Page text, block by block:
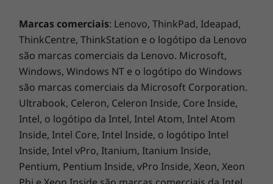
As especificações podem variar consoante a região/modelo.
OUTRAS INFORMAÇÕES
Segurança ThinkShield
Discrete Trusted Platform Module (dTPM) 2.0
Smart Power On: leitor de impressões digitais
integrado no botão para ligar/desligar (Match-On-
Chip)
Glance by Mirametrix
Marcas comerciais: Lenovo, ThinkPad, Ideapad,
ThinkCentre, ThinkStation e o logótipo da Lenovo
são marcas comerciais da Lenovo. Microsoft,
Windows, Windows NT e o logótipo do Windows
são marcas comerciais da Microsoft Corporation.
Ultrabook, Celeron, Celeron Inside, Core Inside,
Intel, o logótipo da Intel, Intel Atom, Intel Atom
Inside, Intel Core, Intel Inside, o logótipo Intel
Inside, Intel vPro, Itanium, Itanium Inside,
Pentium, Pentium Inside, vPro Inside, Xeon, Xeon